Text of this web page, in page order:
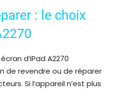
: le choix
d’iPad A2270
de revendre ou de réparer
Si l’appareil n’est plus